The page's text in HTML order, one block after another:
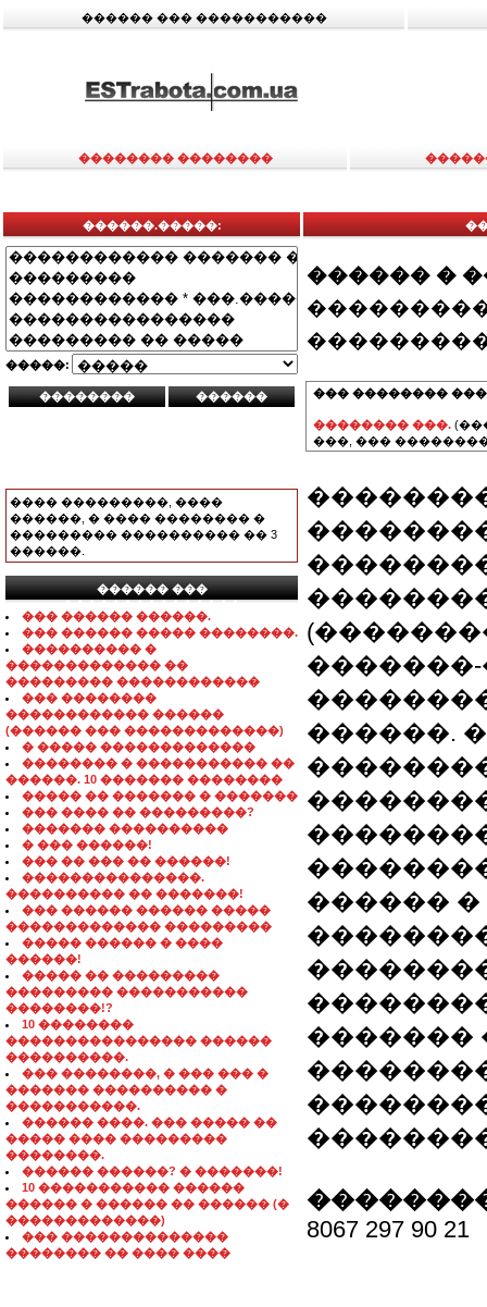
������ ��� �����������
�������� ��������
������.�����:
�����:
���� ���������, ����
������, � ���� �������� �
��������� ���������� �� 3
������.
������ ���
���������������
��� ������ ������.
��� ������ ����� ��������.
���������� �
������������� ��
��������� ������������
��� ��������
������������ ������
(������ ��� �������������)
� ����� �������������
�������� � ����������� ��
������. 10 ������� ��������
����� �� ������� � �������
��� ���� �� ���������?
������� ����������
� ��� ������!
��� �� ��� �� ������!
���������������.
���������� �� �������!
��� ������ ������ �����
������������� ���������
����� ������ � ����
������!
����� �� ���������
��������� �����������
��������!?
10 ��������
���������������� ������
����������.
��� ��������, � ��� ��� �
������� ���������� �
�����������.
������ ����. ��� ����� ��
����� ���� ���������
��������.
������ ������? � �������!
10 ����������� ������
������ � ������ �� ������ (�
�������������)
��� ��������������
�������� �� ���� ����
������ �
��� ��������
�������� ���.
���, ���
������.
������
�������
8067 297 90 21